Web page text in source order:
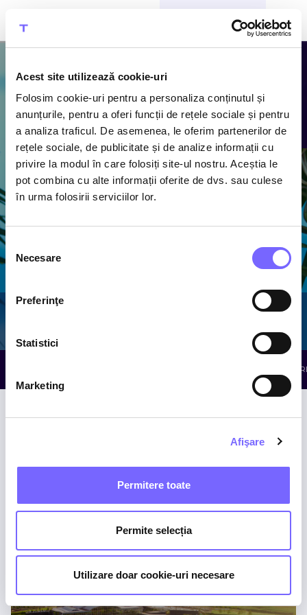
Acest site utilizează cookie-uri
Folosim cookie-uri pentru a personaliza conținutul și
anunțurile, pentru a oferi funcții de rețele sociale și pentru
a analiza traficul. De asemenea, le oferim partenerilor de
rețele sociale, de publicitate și de analize informații cu
privire la modul în care folosiți site-ul nostru. Aceștia le
pot combina cu alte informații oferite de dvs. sau culese
în urma folosirii serviciilor lor.
Selecția
consimțământului
Necesare
Preferinţe
Statistici
Marketing
Afişare
Permitere toate
Permite selecția
Utilizare doar cookie-uri necesare
CUMPĂRĂ BILETE
Atracțiile
Therme
Descoperă piscine cu
apă termală caldă,
Piscine cu Minerale
THE PALM